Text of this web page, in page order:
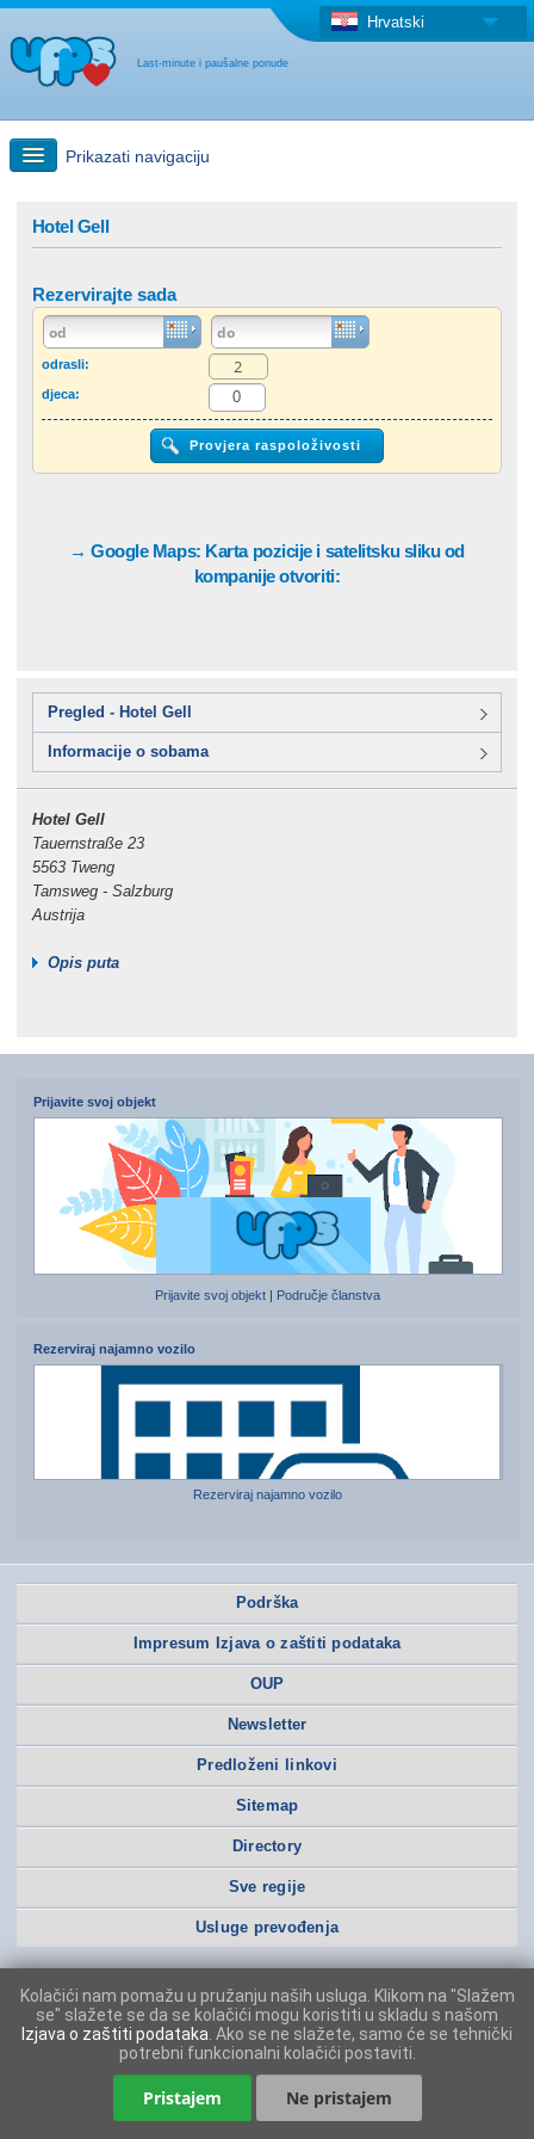
Last-minute i paušalne ponude
Hrvatski
Prikazati navigaciju
"Last Minute"ponuda + Paušalna ponuda
Druga država
Hotel Gell
Rezervirajte sada
odrasli:
djeca:
→ Google Maps: Karta pozicije i satelitsku sliku od
kompanije otvoriti:
Pregled - Hotel Gell
Informacije o sobama
Hotel Gell
Tauernstraße 23
5563 Tweng
Tamsweg - Salzburg
Austrija
Opis puta
Prijavite svoj objekt
Prijavite svoj objekt Područje članstva
Rezerviraj najamno vozilo
Rezerviraj najamno vozilo
Podrška
Impresum Izjava o zaštiti podataka
OUP
Newsletter
Predloženi linkovi
Sitemap
Directory
Sve regije
Usluge prevođenja
Kolačići nam pomažu u pružanju naših usluga. Klikom na "Slažem
se" slažete se da se kolačići mogu koristiti u skladu s našom
Izjava o zaštiti podataka . Ako se ne slažete, samo će se tehnički
potrebni funkcionalni kolačići postaviti.